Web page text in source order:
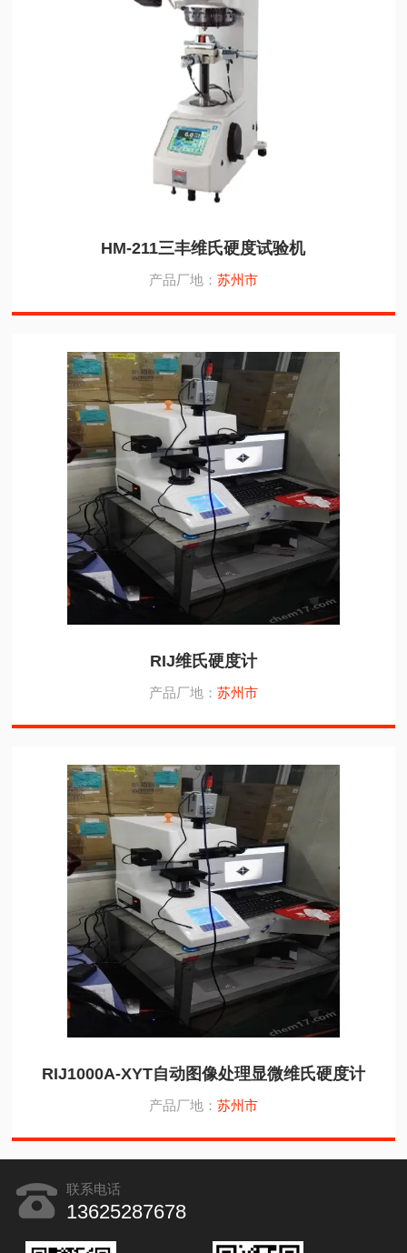
HM-211三丰维氏硬度试验机
产品厂地： 苏州市
RIJ维氏硬度计
产品厂地： 苏州市
RIJ1000A-XYT自动图像处理显微维氏硬度计
产品厂地： 苏州市
联系电话
13625287678